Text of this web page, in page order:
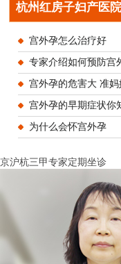
杭州红房子妇产医
宫外孕怎么治疗好
专家介绍如何预防宫
宫外孕的危害大 准
宫外孕的早期症状你
为什么会怀宫外孕
京沪杭三甲专家定期坐诊